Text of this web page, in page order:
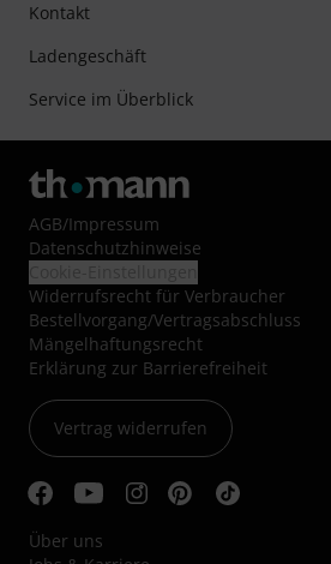
Kontakt
Ladengeschäft
Service im Überblick
AGB/Impressum
Datenschutzhinweise
Widerrufsrecht für Verbraucher
Bestellvorgang/Vertragsabschluss
Mängelhaftungsrecht
Erklärung zur Barrierefreiheit
Vertrag widerrufen
Über uns